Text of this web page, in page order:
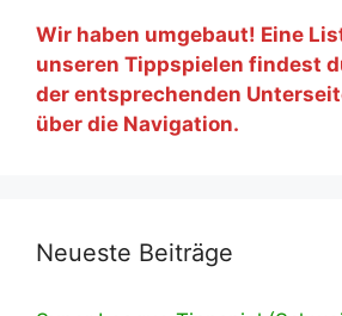
Wir haben umgebaut! Eine
unseren Tippspielen findest
der entsprechenden
über die Navigation.
Neueste Beiträge